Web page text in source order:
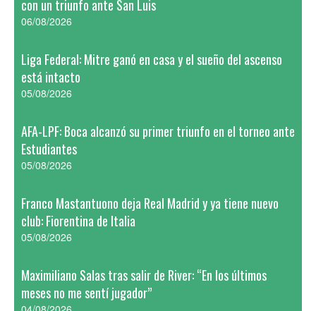
con un triunfo ante San Luis
06/08/2026
Liga Federal: Mitre ganó en casa y el sueño del ascenso
está intacto
05/08/2026
AFA-LPF: Boca alcanzó su primer triunfo en el torneo ante
Estudiantes
05/08/2026
Franco Mastantuono deja Real Madrid y ya tiene nuevo
club: Fiorentina de Italia
05/08/2026
Maximiliano Salas tras salir de River: “En los últimos
meses no me sentí jugador”